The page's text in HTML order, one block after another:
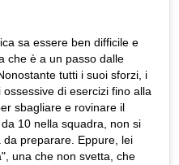
sa essere ben difficile e
che è a un passo dalle
tutti i suoi sforzi, i
di esercizi fino alla
sbagliare e rovinare il
10 nella squadra, non si
preparare. Eppure, lei
una che non svetta, che